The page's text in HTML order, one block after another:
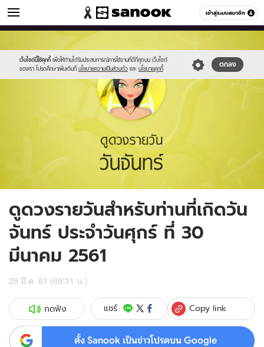
เข้าสู่ระบบสมาชิก
ดูดวง หมวดอื่นๆ
เว็บไซต์นี้ใช้คุกกี้ เพื่อให้ท่านได้รับประสบการณ์การใช้งานที่ดีที่สุดบน เว็บไซต์
ของเรา โปรดศึกษาเพิ่มเติมที่ นโยบายความเป็นส่วนตัว และ นโยบายคุกกี้
ตกลง
//s.isanook.com/sr/0/images/logo-
new-
sanook.png
//s.isanook.com/ho/0/ud/fxd/day/2_mon.jpg
ดูดวงรายวันสำหรับท่านที่เกิดวัน
จันทร์ ประจำวันศุกร์ ที่ 30
มีนาคม 2561
29 มี.ค. 61 (09:31 น.)
กดฟัง แชร์ Copy link
ตั้ง Sanook เป็นข่าวโปรดบน Google